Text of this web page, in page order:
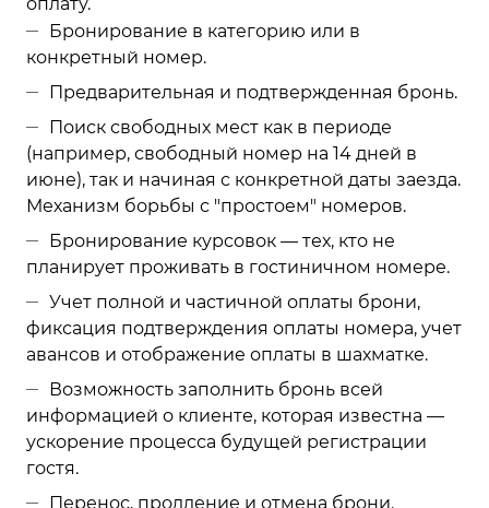
Бронирование в категорию или в
конкретный номер.
Предварительная и подтвержденная бронь.
Поиск свободных мест как в периоде
(например, свободный номер на 14 дней в
июне), так и начиная с конкретной даты заезда.
Механизм борьбы с "простоем" номеров.
Бронирование курсовок — тех, кто не
планирует проживать в гостиничном номере.
Учет полной и частичной оплаты брони,
фиксация подтверждения оплаты номера, учет
авансов и отображение оплаты в шахматке.
Возможность заполнить бронь всей
информацией о клиенте, которая известна —
ускорение процесса будущей регистрации
гостя.
Перенос, продление и отмена брони.